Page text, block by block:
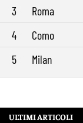
3
Roma
4
Como
5
Milan
ULTIMI ARTICOLI